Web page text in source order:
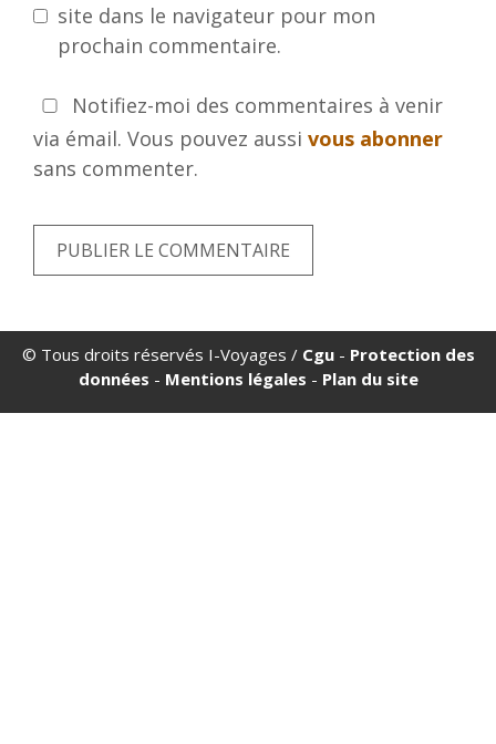
site dans le navigateur pour mon
prochain commentaire.
Notifiez-moi des commentaires à venir
via émail. Vous pouvez aussi vous abonner
sans commenter.
© Tous droits réservés I-Voyages / Cgu- Protection des
données - Mentions légales - Plan du site